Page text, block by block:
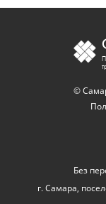
©
Без
г. Самара,